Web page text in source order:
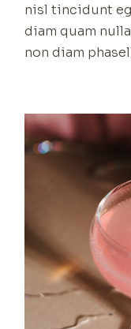
nisl tincidunt
diam quam
non diam